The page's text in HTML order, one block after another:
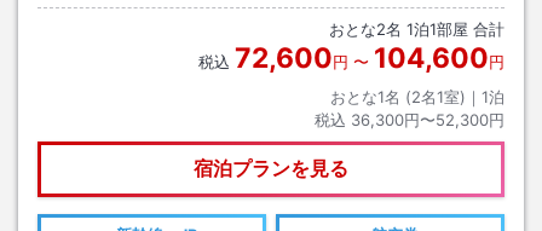
分
おとな2名 1泊1部屋 合計
税込 72,600円 〜 104,600円
おとな1名 (2名1室)｜ 1泊
税込 36,300円〜52,300円
宿泊プランを見る